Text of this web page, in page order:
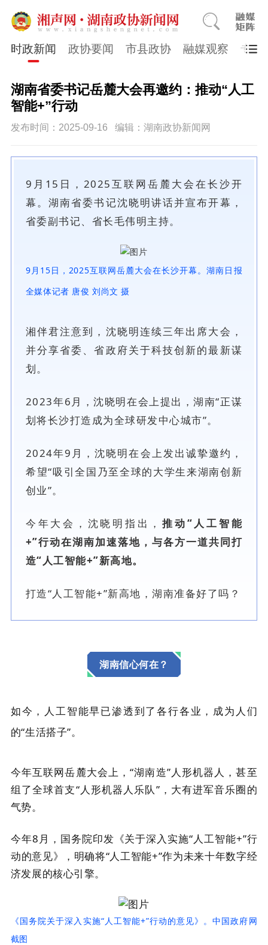
时政新闻 政协要闻 市县政协 融媒观察 专题
湖南省委书记岳麓大会再邀约：推动“人工
智能+”行动
发布时间：2025-09-16 编辑：湖南政协新闻网
9月15日，2025互联网岳麓大会在长沙开
幕。湖南省委书记沈晓明讲话并宣布开幕，
省委副书记、省长毛伟明主持。
9月15日，2025互联网岳麓大会在长沙开幕。湖南日报
全媒体记者 唐俊 刘尚文 摄
湘伴君注意到，沈晓明连续三年出席大会，
并分享省委、省政府关于科技创新的最新谋
划。
2023年6月，沈晓明在会上提出，湖南“正谋
划将长沙打造成为全球研发中心城市”。
2024年9月，沈晓明在会上发出诚挚邀约，
希望“吸引全国乃至全球的大学生来湖南创新
创业”。
今年大会，沈晓明指出，推动“人工智能
+”行动在湖南加速落地，与各方一道共同打
造“人工智能+”新高地。
打造“人工智能+”新高地，湖南准备好了吗？
湖南信心何在？
如今，人工智能早已渗透到了各行各业，成为人们
的“生活搭子”。
今年互联网岳麓大会上，“湖南造”人形机器人，甚至
组了全球首支“人形机器人乐队”，大有进军音乐圈的
气势。
今年8月，国务院印发《关于深入实施“人工智能+”行
动的意见》，明确将“人工智能+”作为未来十年数字经
济发展的核心引擎。
《国务院关于深入实施“人工智能+”行动的意见》。中国政府网
截图